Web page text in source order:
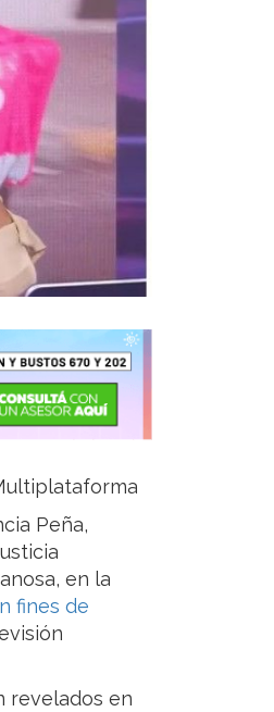
Peña,
en la
fines de
revelados en